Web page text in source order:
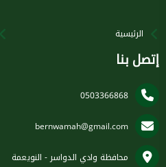
الرئيسية
إتصل بنا
0503366868
bernwamah@gmail.com
محافظة وادي الدواسر - النويعمة